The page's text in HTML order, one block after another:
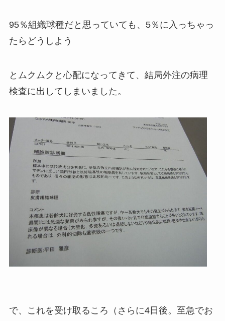
95％組織球種だと思っていても、5％に入っちゃっ
たらどうしよう
とムクムクと心配になってきて、結局外注の病理
検査に出してしまいました。
で、これを受け取るころ（さらに4日後。至急でお